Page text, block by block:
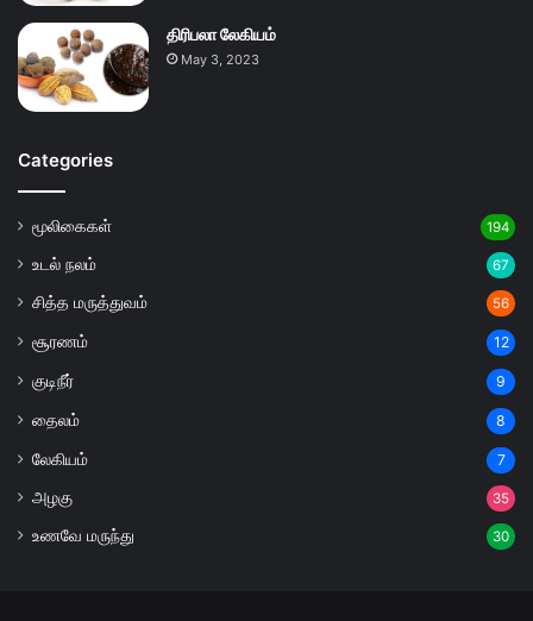
திரிபலா லேகியம்
May 3, 2023
Categories
மூலிகைகள் 194
உடல் நலம் 67
சித்த மருத்துவம் 56
சூரணம் 12
குடிநீர் 9
தைலம் 8
லேகியம் 7
அழகு 35
உணவே மருந்து 30